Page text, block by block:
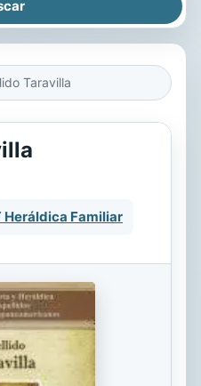
Taravilla
Heráldica Familiar